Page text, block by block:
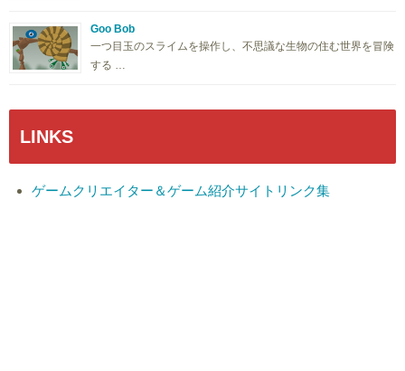
Goo Bob
一つ目玉のスライムを操作し、不思議な生物の住む世界を冒険
する …
LINKS
ゲームクリエイター＆ゲーム紹介サイトリンク集